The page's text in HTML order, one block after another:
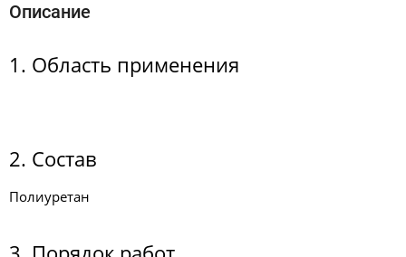
Описание
1. Область применения
2. Состав
Полиуретан